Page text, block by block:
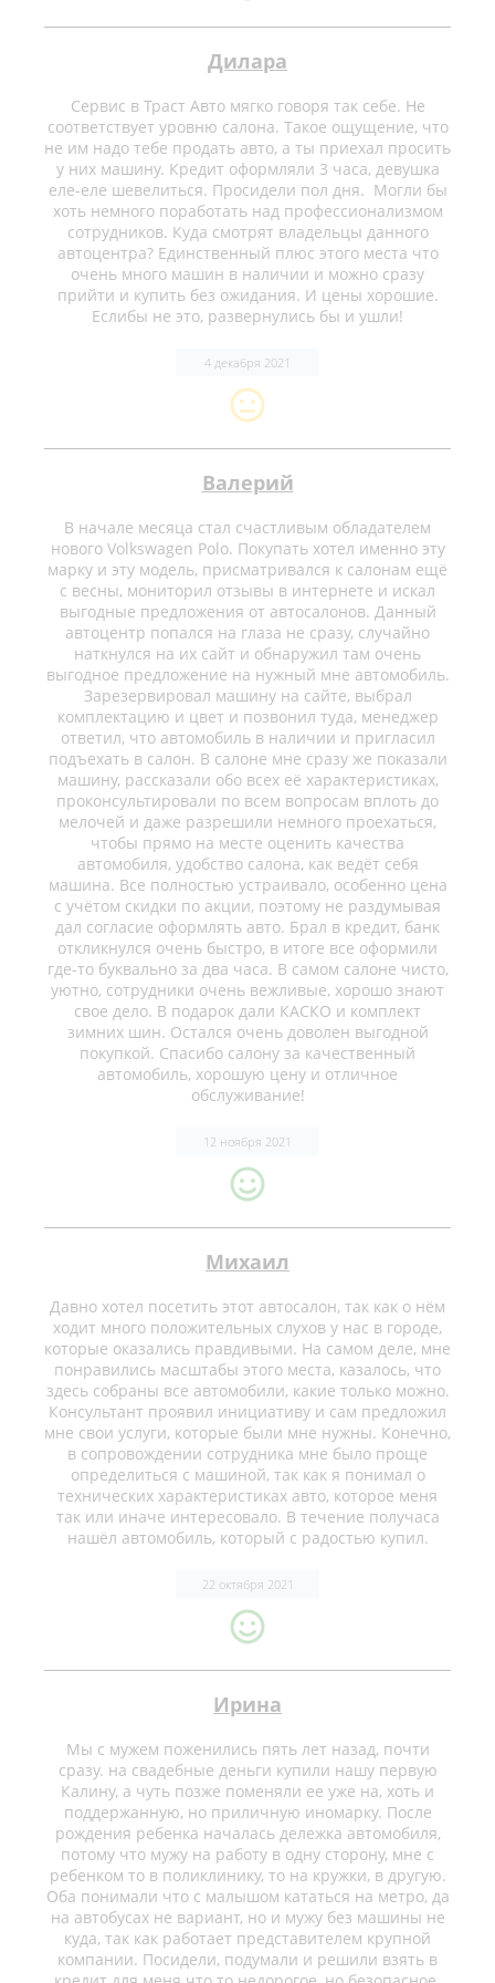
Дилара
Сервис в Траст Авто мягко говоря так себе. Не
соответствует уровню салона. Такое ощущение, что
не им надо тебе продать авто, а ты приехал просить
у них машину. Кредит оформляли 3 часа, девушка
еле-еле шевелиться. Просидели пол дня. Могли бы
хоть немного поработать над профессионализмом
сотрудников. Куда смотрят владельцы данного
автоцентра? Единственный плюс этого места что
очень много машин в наличии и можно сразу
прийти и купить без ожидания. И цены хорошие.
Еслибы не это, развернулись бы и ушли!
4 декабря 2021
Валерий
В начале месяца стал счастливым обладателем
нового Volkswagen Polo. Покупать хотел именно эту
марку и эту модель, присматривался к салонам ещё
с весны, мониторил отзывы в интернете и искал
выгодные предложения от автосалонов. Данный
автоцентр попался на глаза не сразу, случайно
наткнулся на их сайт и обнаружил там очень
выгодное предложение на нужный мне автомобиль.
Зарезервировал машину на сайте, выбрал
комплектацию и цвет и позвонил туда, менеджер
ответил, что автомобиль в наличии и пригласил
подъехать в салон. В салоне мне сразу же показали
машину, рассказали обо всех её характеристиках,
проконсультировали по всем вопросам вплоть до
мелочей и даже разрешили немного проехаться,
чтобы прямо на месте оценить качества
автомобиля, удобство салона, как ведёт себя
машина. Все полностью устраивало, особенно цена
с учётом скидки по акции, поэтому не раздумывая
дал согласие оформлять авто. Брал в кредит, банк
откликнулся очень быстро, в итоге все оформили
где-то буквально за два часа. В самом салоне чисто,
уютно, сотрудники очень вежливые, хорошо знают
свое дело. В подарок дали КАСКО и комплект
зимних шин. Остался очень доволен выгодной
покупкой. Спасибо салону за качественный
автомобиль, хорошую цену и отличное
обслуживание!
12 ноября 2021
Михаил
Давно хотел посетить этот автосалон, так как о нём
ходит много положительных слухов у нас в городе,
которые оказались правдивыми. На самом деле, мне
понравились масштабы этого места, казалось, что
здесь собраны все автомобили, какие только можно.
Консультант проявил инициативу и сам предложил
мне свои услуги, которые были мне нужны. Конечно,
в сопровождении сотрудника мне было проще
определиться с машиной, так как я понимал о
технических характеристиках авто, которое меня
так или иначе интересовало. В течение получаса
нашёл автомобиль, который с радостью купил.
22 октября 2021
Ирина
Мы с мужем поженились пять лет назад, почти
сразу. на свадебные деньги купили нашу первую
Калину, а чуть позже поменяли ее уже на, хоть и
поддержанную, но приличную иномарку. После
рождения ребенка началась дележка автомобиля,
потому что мужу на работу в одну сторону, мне с
ребенком то в поликлинику, то на кружки, в другую.
Оба понимали что с малышом кататься на метро, да
на автобусах не вариант, но и мужу без машины не
куда, так как работает представителем крупной
компании. Посидели, подумали и решили взять в